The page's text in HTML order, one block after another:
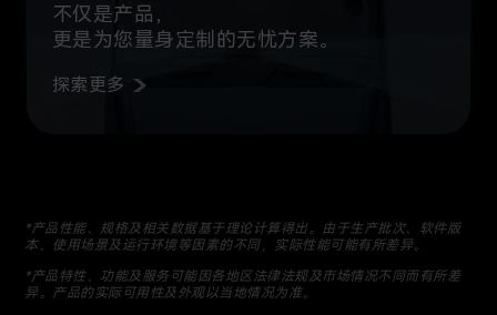
不仅是产品，
更是为您量身定制的无忧方案。
探索更多
*产品性能、规格及相关数据基于理论计算得出。由于生产批次、软件版
本、使用场景及运行环境等因素的不同，实际性能可能有所差异。
*产品特性、功能及服务可能因各地区法律法规及市场情况不同而有所差
异。产品的实际可用性及外观以当地情况为准。